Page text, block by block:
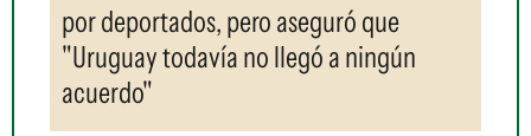
por deportados, pero aseguró que
"Uruguay todavía no llegó a ningún
acuerdo"